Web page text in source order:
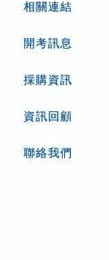
相關連結
開考訊息
採購資訊
資訊回顧
聯絡我們